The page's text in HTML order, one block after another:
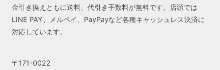
金引き換えともに送料、代引き手数料が無料です。店頭では
LINE PAY、メルペイ、PayPayなど各種キャッシュレス決済に
対応しています。
〒171-0022